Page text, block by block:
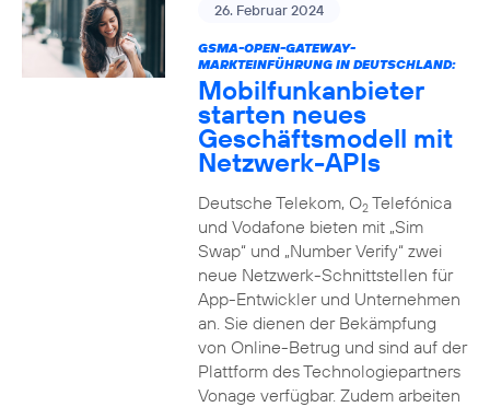
26. Februar 2024
GSMA-OPEN-GATEWAY-
MARKTEINFÜHRUNG IN DEUTSCHLAND:
Mobilfunkanbieter
starten neues
Geschäftsmodell mit
Netzwerk-APIs
Deutsche Telekom, O2Telefónica
und Vodafone bieten mit „Sim
Swap“ und „Number Verify“ zwei
neue Netzwerk-Schnittstellen für
App-Entwickler und Unternehmen
an. Sie dienen der Bekämpfung
von Online-Betrug und sind auf der
Plattform des Technologiepartners
Vonage verfügbar. Zudem arbeiten